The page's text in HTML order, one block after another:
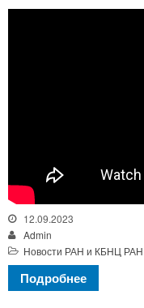
12.09.2023
Admin
Новости РАН и КБНЦ РАН
Подробнее